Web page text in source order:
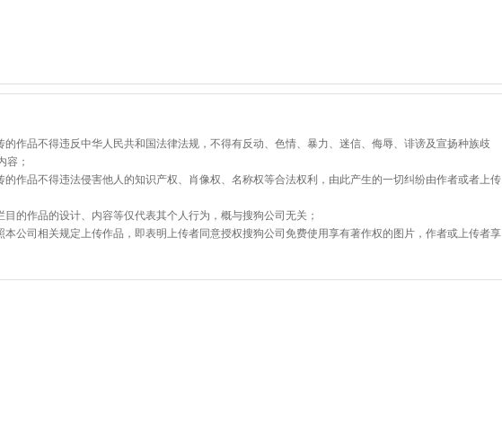
的作品不得违反中华人民共和国法律法规，不得有反动、色情、暴力、迷信、侮辱、诽谤及宣扬种族歧
容；
的作品不得违法侵害他人的知识产权、肖像权、名称权等合法权利，由此产生的一切纠纷由作者或者上传
目的作品的设计、内容等仅代表其个人行为，概与搜狗公司无关；
本公司相关规定上传作品，即表明上传者同意授权搜狗公司免费使用享有著作权的图片，作者或上传者享